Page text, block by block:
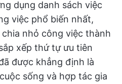
dụng danh sách việc
việc phổ biến nhất,
nhỏ công việc thành
xếp thứ tự ưu tiên
được khẳng định là
sống và hợp tác gia